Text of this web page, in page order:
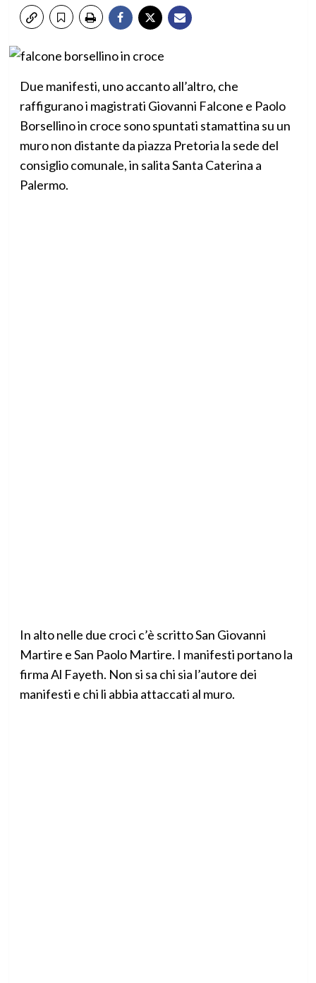
Due manifesti, uno accanto all’altro, che
raffigurano i magistrati Giovanni Falcone e Paolo
Borsellino in croce sono spuntati stamattina su un
muro non distante da piazza Pretoria la sede del
consiglio comunale, in salita Santa Caterina a
Palermo.
In alto nelle due croci c’è scritto San Giovanni
Martire e San Paolo Martire. I manifesti portano la
firma Al Fayeth. Non si sa chi sia l’autore dei
manifesti e chi li abbia attaccati al muro.